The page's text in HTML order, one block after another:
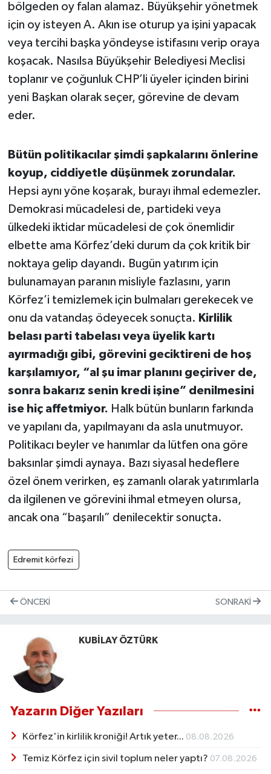
bölgeden oy falan alamaz. Büyükşehir yönetmek
için oy isteyen A. Akın ise oturup ya işini yapacak
veya tercihi başka yöndeyse istifasını verip oraya
koşacak. Nasılsa Büyükşehir Belediyesi Meclisi
toplanır ve çoğunluk CHP’li üyeler içinden birini
yeni Başkan olarak seçer, görevine de devam
eder.
Bütün politikacılar şimdi şapkalarını önlerine
koyup, ciddiyetle düşünmek zorundalar.
Hepsi aynı yöne koşarak, burayı ihmal edemezler.
Demokrasi mücadelesi de, partideki veya
ülkedeki iktidar mücadelesi de çok önemlidir
elbette ama Körfez’deki durum da çok kritik bir
noktaya gelip dayandı. Bugün yatırım için
bulunamayan paranın misliyle fazlasını, yarın
Körfez’i temizlemek için bulmaları gerekecek ve
onu da vatandaş ödeyecek sonuçta. Kirlilik
belası parti tabelası veya üyelik kartı
ayırmadığı gibi, görevini geciktireni de hoş
karşılamıyor, “al şu imar planını geçiriver de,
sonra bakarız senin kredi işine” denilmesini
ise hiç affetmiyor. Halk bütün bunların farkında
ve yapılanı da, yapılmayanı da asla unutmuyor.
Politikacı beyler ve hanımlar da lütfen ona göre
baksınlar şimdi aynaya. Bazı siyasal hedeflere
özel önem verirken, eş zamanlı olarak yatırımlarla
da ilgilenen ve görevini ihmal etmeyen olursa,
ancak ona “başarılı” denilecektir sonuçta.
Edremit körfezi
ÖNCEKI SONRAKI
KUBİLAY ÖZTÜRK
Yazarın Diğer Yazıları
Körfez'in kirlilik kroniği! Artık yeter... 08.08.2026
Temiz Körfez için sivil toplum neler yaptı? 07.08.2026